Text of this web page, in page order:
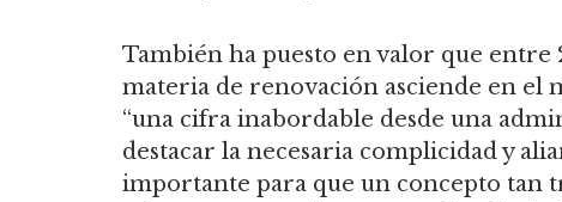
También ha puesto en valor que
materia de renovación asciende en el
“una cifra inabordable desde una
destacar la necesaria complicidad y
importante para que un concepto tan